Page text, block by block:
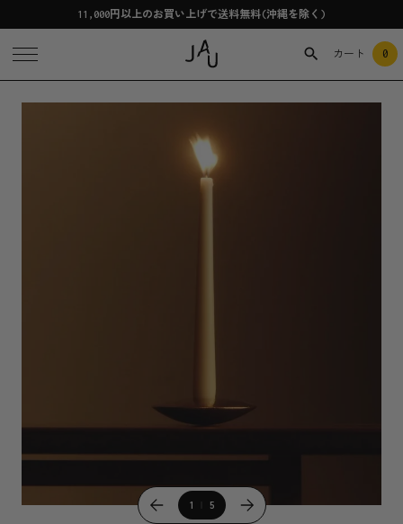
11,000円以上のお買い上げで送料無料(沖縄を除く)
カート 0
1 5